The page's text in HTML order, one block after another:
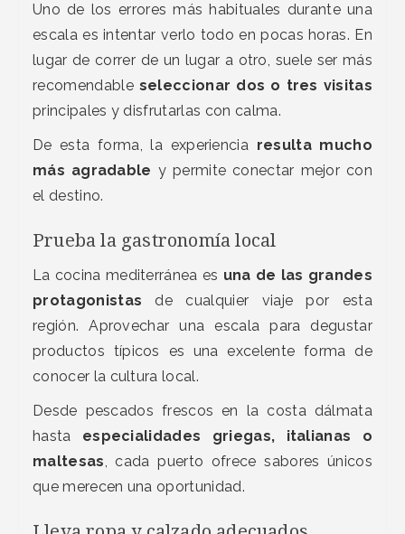
Uno de los errores más habituales durante una
escala es intentar verlo todo en pocas horas. En
lugar de correr de un lugar a otro, suele ser más
recomendable seleccionar dos o tres visitas
principales y disfrutarlas con calma.
De esta forma, la experiencia resulta mucho
más agradable y permite conectar mejor con
el destino.
Prueba la gastronomía local
La cocina mediterránea es una de las grandes
protagonistas de cualquier viaje por esta
región. Aprovechar una escala para degustar
productos típicos es una excelente forma de
conocer la cultura local.
Desde pescados frescos en la costa dálmata
hasta especialidades griegas, italianas o
maltesas, cada puerto ofrece sabores únicos
que merecen una oportunidad.